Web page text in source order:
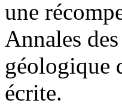
une
Annales
géologique
écrite.